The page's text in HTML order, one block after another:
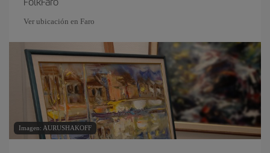
Ver ubicación en Faro
Imagen: AURUSHAKOFF